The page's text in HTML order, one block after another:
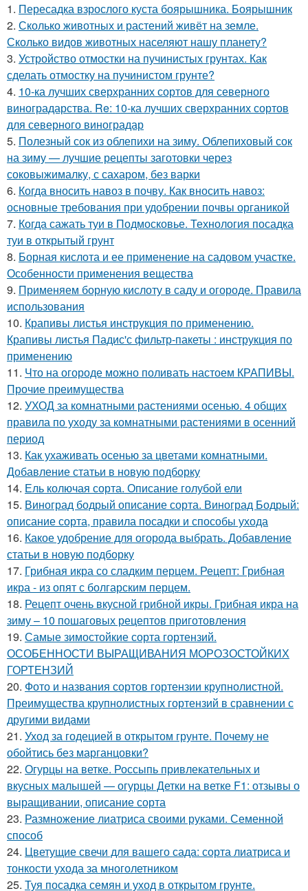
1. Пересадка взрослого куста боярышника. Боярышник
2. Сколько животных и растений живёт на земле.
Сколько видов животных населяют нашу планету?
3. Устройство отмостки на пучинистых грунтах. Как
сделать отмостку на пучинистом грунте?
4. 10-ка лучших сверхранних сортов для северного
виноградарства. Re: 10-ка лучших сверхранних сортов
для северного виноградар
5. Полезный сок из облепихи на зиму. Облепиховый сок
на зиму — лучшие рецепты заготовки через
соковыжималку, с сахаром, без варки
6. Когда вносить навоз в почву. Как вносить навоз:
основные требования при удобрении почвы органикой
7. Когда сажать туи в Подмосковье. Технология посадка
туи в открытый грунт
8. Борная кислота и ее применение на садовом участке.
Особенности применения вещества
9. Применяем борную кислоту в саду и огороде. Правила
использования
10. Крапивы листья инструкция по применению.
Крапивы листья Падис'с фильтр-пакеты : инструкция по
применению
11. Что на огороде можно поливать настоем КРАПИВЫ.
Прочие преимущества
12. УХОД за комнатными растениями осенью. 4 общих
правила по уходу за комнатными растениями в осенний
период
13. Как ухаживать осенью за цветами комнатными.
Добавление статьи в новую подборку
14. Ель колючая сорта. Описание голубой ели
15. Виноград бодрый описание сорта. Виноград Бодрый:
описание сорта, правила посадки и способы ухода
16. Какое удобрение для огорода выбрать. Добавление
статьи в новую подборку
17. Грибная икра со сладким перцем. Рецепт: Грибная
икра - из опят с болгарским перцем.
18. Рецепт очень вкусной грибной икры. Грибная икра на
зиму – 10 пошаговых рецептов приготовления
19. Самые зимостойкие сорта гортензий.
ОСОБЕННОСТИ ВЫРАЩИВАНИЯ МОРОЗОСТОЙКИХ
ГОРТЕНЗИЙ
20. Фото и названия сортов гортензии крупнолистной.
Преимущества крупнолистных гортензий в сравнении с
другими видами
21. Уход за годецией в открытом грунте. Почему не
обойтись без марганцовки?
22. Огурцы на ветке. Россыпь привлекательных и
вкусных малышей — огурцы Детки на ветке F1: отзывы о
выращивании, описание сорта
23. Размножение лиатриса своими руками. Семенной
способ
24. Цветущие свечи для вашего сада: сорта лиатриса и
тонкости ухода за многолетником
25. Туя посадка семян и уход в открытом грунте.